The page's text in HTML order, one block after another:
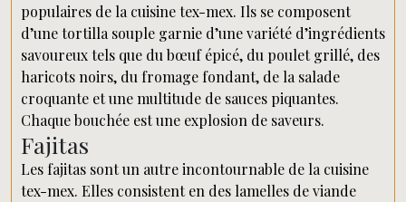
populaires de la cuisine tex-mex. Ils se composent
d’une tortilla souple garnie d’une variété d’ingrédients
savoureux tels que du bœuf épicé, du poulet grillé, des
haricots noirs, du fromage fondant, de la salade
croquante et une multitude de sauces piquantes.
Chaque bouchée est une explosion de saveurs.
Fajitas
Les fajitas sont un autre incontournable de la cuisine
tex-mex. Elles consistent en des lamelles de viande